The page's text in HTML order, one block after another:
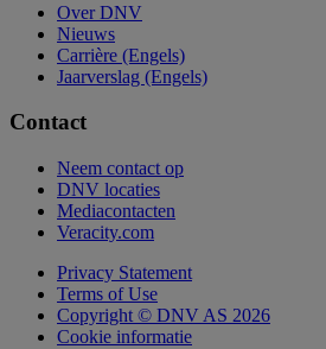
Over DNV
Nieuws
Carrière (Engels)
Jaarverslag (Engels)
Contact
Neem contact op
DNV locaties
Mediacontacten
Veracity.com
Privacy Statement
Terms of Use
Copyright © DNV AS 2026
Cookie informatie